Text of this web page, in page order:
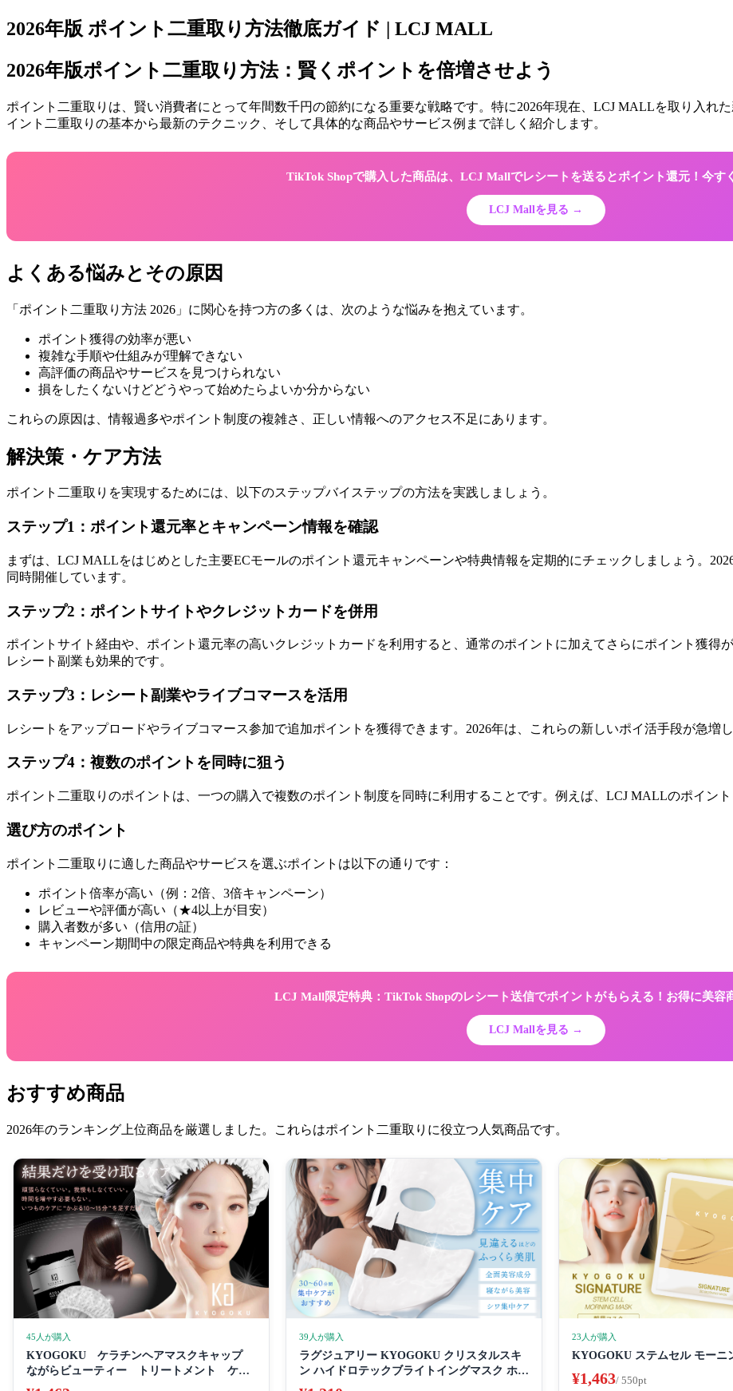
2026年版 ポイント二重取り方法徹底ガイド | LCJ MALL
2026年版ポイント二重取り方法：賢くポイントを倍増させよう
ポイント二重取りは、賢い消費者にとって年間数千円の節約になる重要な戦略です。特に2026年現在、LCJ MALLを取り入れ
イント二重取りの基本から最新のテクニック、そして具体的な商品やサービス例まで詳しく紹介します。
TikTok Shopで購入した商品は、LCJ Mallでレシートを送るとポイント還元！今す
LCJ Mallを見る →
よくある悩みとその原因
「ポイント二重取り方法 2026」に関心を持つ方の多くは、次のような悩みを抱えています。
ポイント獲得の効率が悪い
複雑な手順や仕組みが理解できない
高評価の商品やサービスを見つけられない
損をしたくないけどどうやって始めたらよいか分からない
これらの原因は、情報過多やポイント制度の複雑さ、正しい情報へのアクセス不足にあります。
解決策・ケア方法
ポイント二重取りを実現するためには、以下のステップバイステップの方法を実践しましょう。
ステップ1：ポイント還元率とキャンペーン情報を確認
まずは、LCJ MALLをはじめとした主要ECモールのポイント還元キャンペーンや特典情報を定期的にチェックしましょう。
同時開催しています。
ステップ2：ポイントサイトやクレジットカードを併用
ポイントサイト経由や、ポイント還元率の高いクレジットカードを利用すると、通常のポイントに加えてさらにポイント獲得
レシート副業も効果的です。
ステップ3：レシート副業やライブコマースを活用
レシートをアップロードやライブコマース参加で追加ポイントを獲得できます。2026年は、これらの新しいポイ活手段が急増し
ステップ4：複数のポイントを同時に狙う
ポイント二重取りのポイントは、一つの購入で複数のポイント制度を同時に利用することです。例えば、LCJ MALLのポイン
選び方のポイント
ポイント二重取りに適した商品やサービスを選ぶポイントは以下の通りです：
ポイント倍率が高い（例：2倍、3倍キャンペーン）
レビューや評価が高い（★4以上が目安）
購入者数が多い（信用の証）
キャンペーン期間中の限定商品や特典を利用できる
LCJ Mall限定特典：TikTok Shopのレシート送信でポイントがもらえる！お得に美容
LCJ Mallを見る →
おすすめ商品
2026年のランキング上位商品を厳選しました。これらはポイント二重取りに役立つ人気商品です。
45人が購入
KYOGOKU ケラチンヘアマスクキャップ
ながらビューティー トリートメント ケラ
39人が購入
ラグジュアリー KYOGOKU クリスタルスキ
ン ハイドロテックブライトイングマスク ホワ
23人が購入
KYOGOKU ステムセル モーニ
¥1,463/ 550pt